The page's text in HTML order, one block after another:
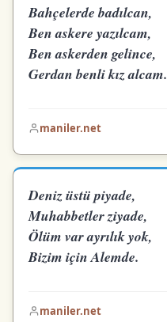
Bahçelerde badılcan,
Ben askere yazılcam,
Ben askerden gelince,
Gerdan benli kız alcam.
maniler.net
Deniz üstü piyade,
Muhabbetler ziyade,
Ölüm var ayrılık yok,
Bizim için Alemde.
maniler.net